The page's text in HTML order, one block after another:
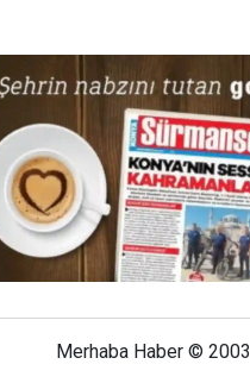
Merhaba Haber © 2003